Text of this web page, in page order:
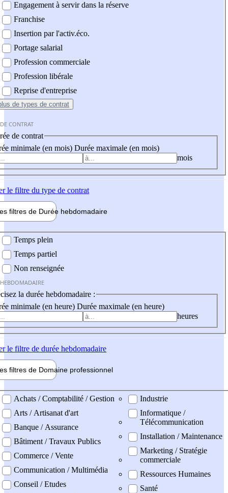
Engagement à servir dans la réserve
Franchise
Insertion par l'activ.éco.
Portage salarial
Profession commerciale
Profession libérale
Reprise d'entreprise
de types de contrat
CONTRAT
de contrat
minimale (en mois) Durée maximale (en mois)
mois
le filtre du type de contrat
filtres de Durée hebdomadaire
Temps plein
Temps partiel
Non renseignée
la durée hebdomadaire :
minimale (en heure) Durée maximale (en heure)
heures
le filtre de durée hebdomadaire
filtres de Domaine professionnel
professionel
Achats / Comptabilité / Gestion
Arts / Artisanat d'art
Banque / Assurance
Bâtiment / Travaux Publics
Commerce / Vente
Communication / Multimédia
Conseil / Etudes
Industrie
Informatique /
Télécommunication
Installation / Maintenance
Marketing / Stratégie
commerciale
Ressources Humaines
Santé